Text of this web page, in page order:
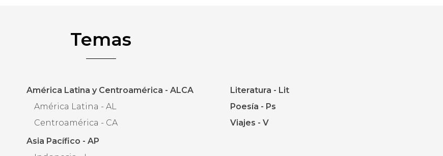
Temas
América Latina y Centroamérica - ALCA
América Latina - AL
Centroamérica - CA
Asia Pacífico - AP
Literatura - Lit
Poesía - Ps
Viajes - V